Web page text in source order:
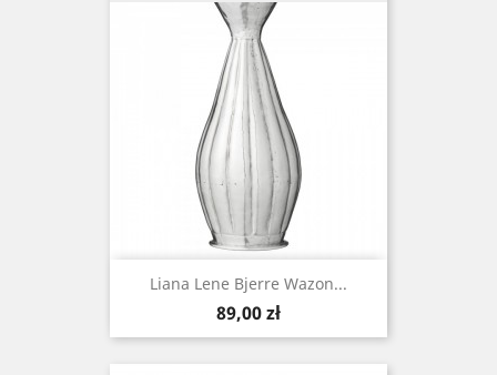
Liana Lene Bjerre Wazon...
Cena
89,00 zł